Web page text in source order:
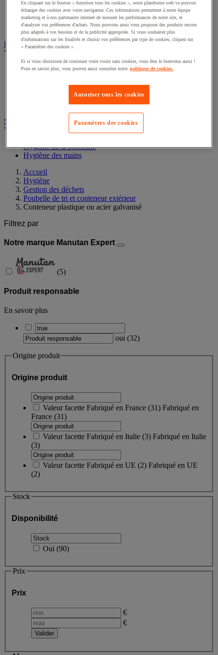
Mouchoir en papier
Petit rouleau et paquet pliés en C
Rouleau maxi-format
Produit d'entretien
Voir toute la catégorie
Désodorisant
Nettoyant sol et multi-surface
Produit d'entretien pour les sanitaires
Produit vaisselle
Savon et hygiène de la personne
Voir toute la catégorie
Hygiène de la personne
Hygiène des mains
Accueil
Hygiène
Gestion des déchets
Poubelle de tri et conteneur extérieur
Conteneur plastique ou acier galvanisé
Filtrez par
Notre marque Manutan Expert
(5)
Produit responsable
En savoir plus
oui (32)
Origine produit
Origine produit
Valeur facette Fabriqué en France (31) Fabriqué en
France (31)
Valeur facette Fabriqué en Italie (3) Fabriqué en Italie
(3)
Valeur facette Fabriqué en UE (2) Fabriqué en UE
(2)
Stock
Disponibilité
Oui (90)
Prix
Prix
€
€
En cliquant sur le bouton « Autoriser tous les cookies », notre plateforme web va pouvoir
échanger des cookies avec votre navigateur. Ces informations permettent à notre équipe
marketing et à nos partenaires internet de mesurer les performances de notre site, et
d'analyser vos préférences d'achats. Nous pouvons ainsi vous proposer des produits encore
plus adaptés à vos besoins et de la publicité appropriée. Si vous souhaitez plus
d'informations sur les finalités et choisir vos préférences par type de cookies, cliquez sur
« Paramètres des cookies ».
Et si vous choisissez de continuer votre visite sans cookies, vous êtes le bienvenu aussi !
Pour en savoir plus, vous pouvez aussi consulter notre politique de cookies.
Autoriser tous les cookies
Paramètres des cookies